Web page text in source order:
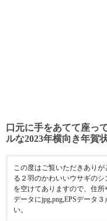
口元に手をあてて座っ
ルな2023年横向き年賀
この度はご覧いただきあり
る２羽のかわいいウサギの
を空けてありますので、住
データにjpg,png,EPSデータ
い。